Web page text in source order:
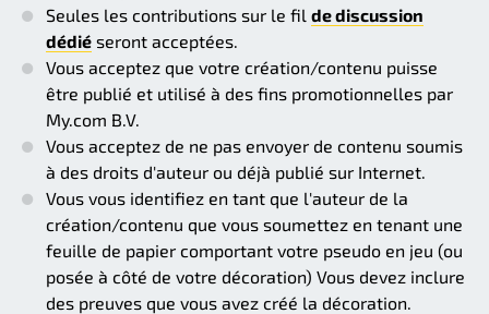
Seules les contributions sur le fil de discussion
dédié seront acceptées.
Vous acceptez que votre création/contenu puisse
être publié et utilisé à des fins promotionnelles par
My.com B.V.
Vous acceptez de ne pas envoyer de contenu soumis
à des droits d'auteur ou déjà publié sur Internet.
Vous vous identifiez en tant que l'auteur de la
création/contenu que vous soumettez en tenant une
feuille de papier comportant votre pseudo en jeu (ou
posée à côté de votre décoration) Vous devez inclure
des preuves que vous avez créé la décoration.